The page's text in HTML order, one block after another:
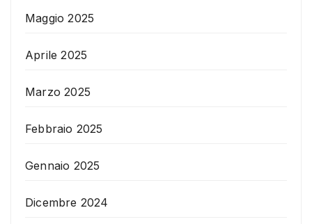
Maggio 2025
Aprile 2025
Marzo 2025
Febbraio 2025
Gennaio 2025
Dicembre 2024